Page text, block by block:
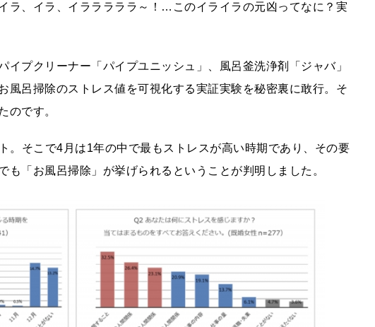
ラ、イラ、イラララララ～！…このイライラの元凶ってなに？実
イプクリーナー「パイプユニッシュ」、風呂釜洗浄剤「ジャバ」
風呂掃除のストレス値を可視化する実証実験を秘密裏に敢行。そ
のです。
。そこで4月は1年の中で最もストレスが高い時期であり、その要
も「お風呂掃除」が挙げられるということが判明しました。